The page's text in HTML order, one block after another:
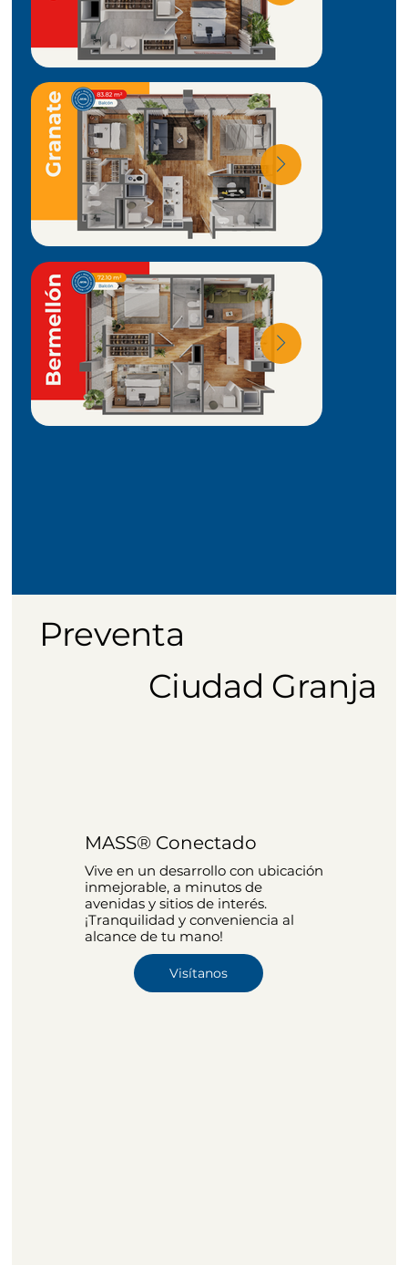
Preventa
Ciudad Granja
MASS® Conectado
Vive en un desarrollo con ubicación
inmejorable, a minutos de
avenidas y sitios de interés.
¡Tranquilidad y conveniencia al
alcance de tu mano!
Visítanos